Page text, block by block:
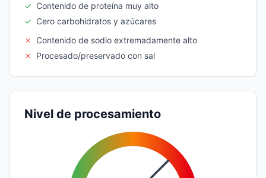
✓ Contenido de proteína muy alto
✓ Cero carbohidratos y azúcares
✗
Contenido de sodio extremadamente alto
✗
Procesado/preservado con sal
Nivel de procesamiento